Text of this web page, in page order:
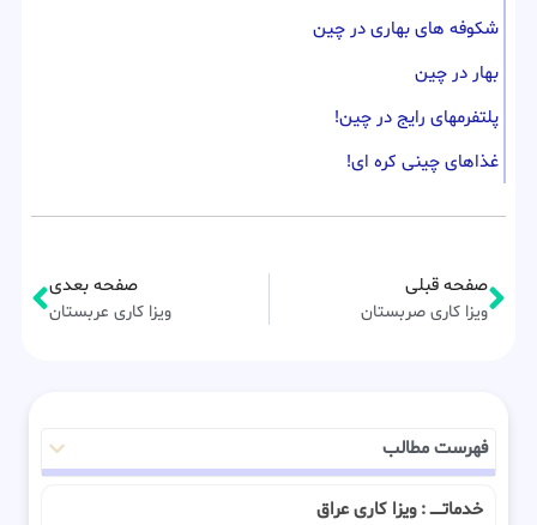
شکوفه های بهاری در چین
بهار در چین
پلتفرمهای رایج در چین!
غذاهای چینی کره ای!
صفحه قبلی
ویزا کاری صربستان
صفحه بعدی
ویزا کاری عربستان
فهرست مطالب
خدماتـــــ : ویزا کاری عراق